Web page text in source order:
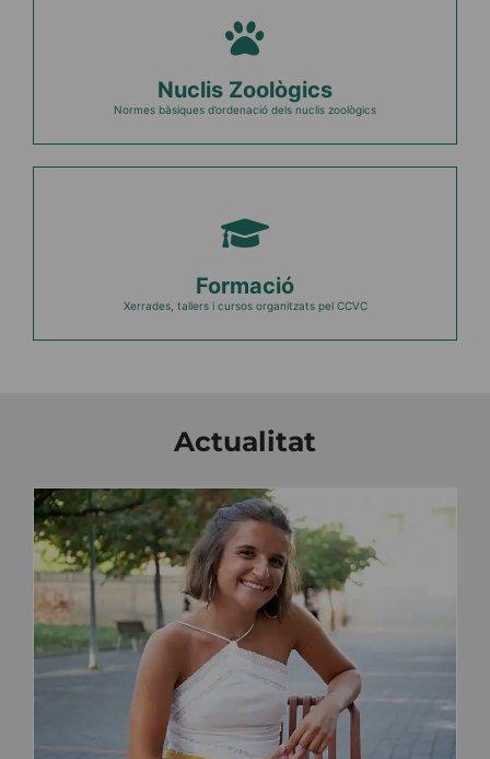
Nuclis Zoològics
Normes bàsiques d’ordenació dels nuclis zoològics
Formació
Xerrades, tallers i cursos organitzats pel CCVC
Actualitat